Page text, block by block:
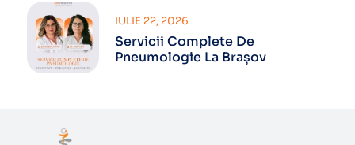
Servicii Complete De
Pneumologie La Brașov
IULIE 22, 2026